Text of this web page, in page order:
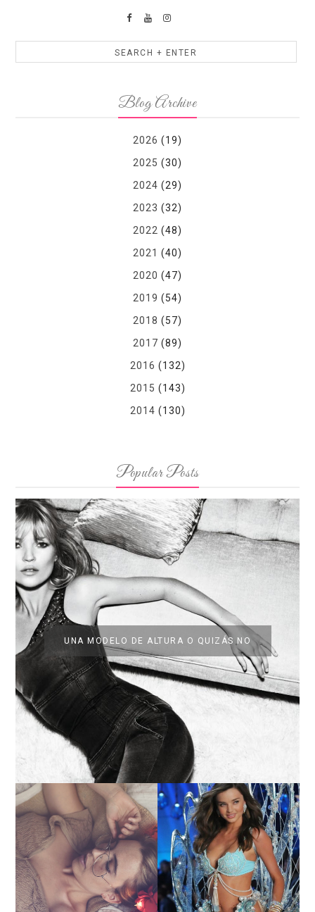
Blog Archive
2026 (19)
2025 (30)
2024 (29)
2023 (32)
2022 (48)
2021 (40)
2020 (47)
2019 (54)
2018 (57)
2017 (89)
2016 (132)
2015 (143)
2014 (130)
Popular Posts
UNA MODELO DE ALTURA O QUIZÁS NO
LA BAILARINA BLANCA
DE LA CRUZ O COMO
REINVENTARSE ANTE
LA ADVERSIDAD.
LA ALTURA DE LAS
MODELOS MAS ALTAS